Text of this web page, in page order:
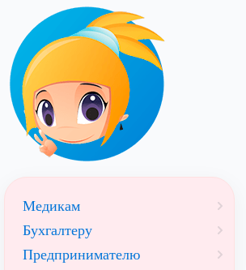
Медикам
Бухгалтеру
Предпринимателю